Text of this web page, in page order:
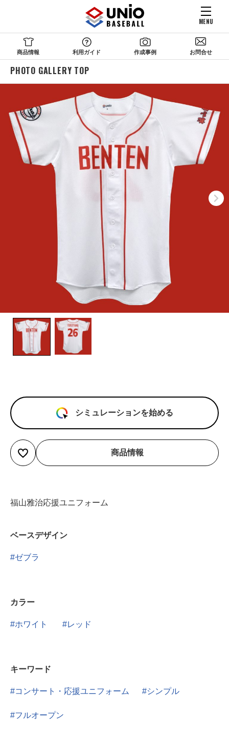
MENU
商品情報 利用ガイド 作成事例 お問合せ
PHOTO GALLERY TOP
シミュレーションを始める
商品情報
福山雅治応援ユニフォーム
ベースデザイン
ゼブラ
カラー
ホワイト レッド
キーワード
コンサート・応援ユニフォーム シンプル
フルオープン